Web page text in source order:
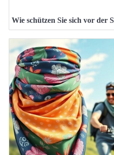
Wie schützen Sie sich vor der